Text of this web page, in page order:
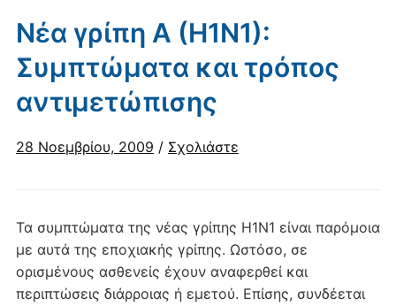
Νέα γρίπη Α (Η1Ν1):
Συμπτώματα και τρόπος
αντιμετώπισης
28 Νοεμβρίου, 2009 / Σχολιάστε
Τα συμπτώματα της νέας γρίπης Η1Ν1 είναι παρόμοια
με αυτά της εποχιακής γρίπης. Ωστόσο, σε
ορισμένους ασθενείς έχουν αναφερθεί και
περιπτώσεις διάρροιας ή εμετού. Επίσης, συνδέεται